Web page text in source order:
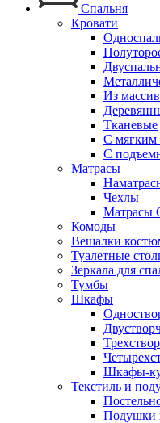
Спальня
Кровати
Из
Тканевые
С мягким
С
Матрасы
Чехлы
Матрасы
Комоды
Вешалки
Туалетные
Зеркала для
Тумбы
Шкафы
Шкафы-
Текстиль и
Подушки